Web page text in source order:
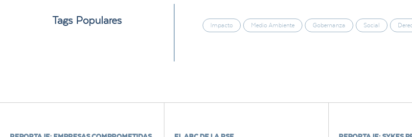
Tags Populares Impacto Medio Ambiente Gobernanza Social